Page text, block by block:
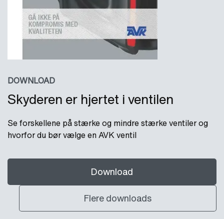
DOWNLOAD
Skyderen er hjertet i ventilen
Se forskellene på stærke og mindre stærke ventiler og
hvorfor du bør vælge en AVK ventil
Download
Flere downloads